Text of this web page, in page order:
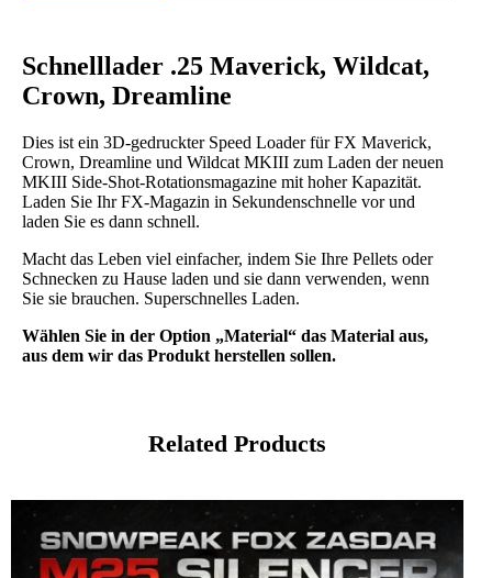
Schnelllader .25 Maverick, Wildcat,
Crown, Dreamline
Dies ist ein 3D-gedruckter Speed Loader für FX Maverick,
Crown, Dreamline und Wildcat MKIII zum Laden der neuen
MKIII Side-Shot-Rotationsmagazine mit hoher Kapazität.
Laden Sie Ihr FX-Magazin in Sekundenschnelle vor und
laden Sie es dann schnell.
Macht das Leben viel einfacher, indem Sie Ihre Pellets oder
Schnecken zu Hause laden und sie dann verwenden, wenn
Sie sie brauchen. Superschnelles Laden.
Wählen Sie in der Option „Material“ das Material aus,
aus dem wir das Produkt herstellen sollen.
Related Products